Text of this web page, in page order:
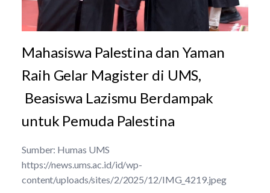
Mahasiswa Palestina dan Yaman
Raih Gelar Magister di UMS,
Beasiswa Lazismu Berdampak
untuk Pemuda Palestina
Sumber: Humas UMS
https://news.ums.ac.id/id/wp-
content/uploads/sites/2/2025/12/IMG_4219.jpeg